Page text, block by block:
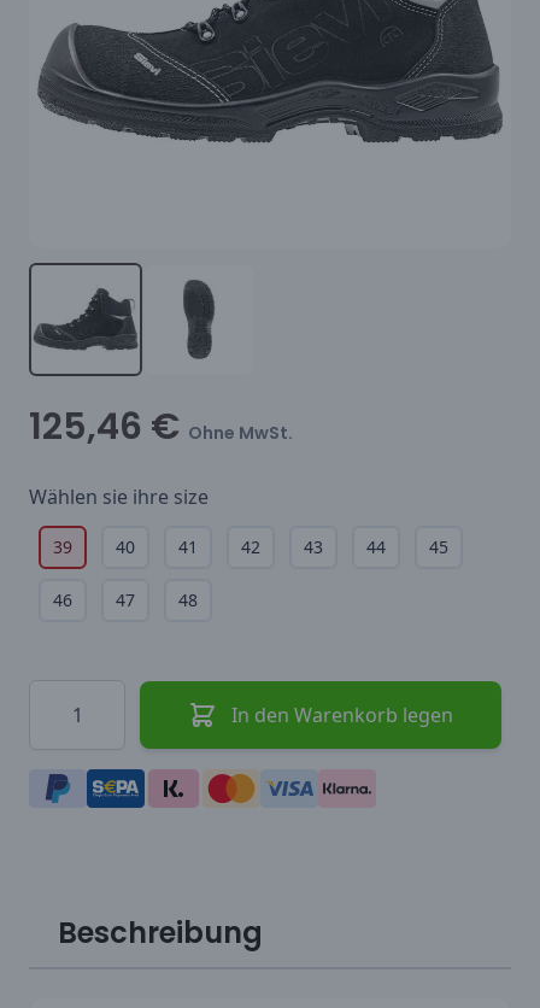
125,46 € Ohne MwSt.
Wählen sie ihre size
39 40 41 42 43 44 45
46 47 48
In den Warenkorb legen
Beschreibung